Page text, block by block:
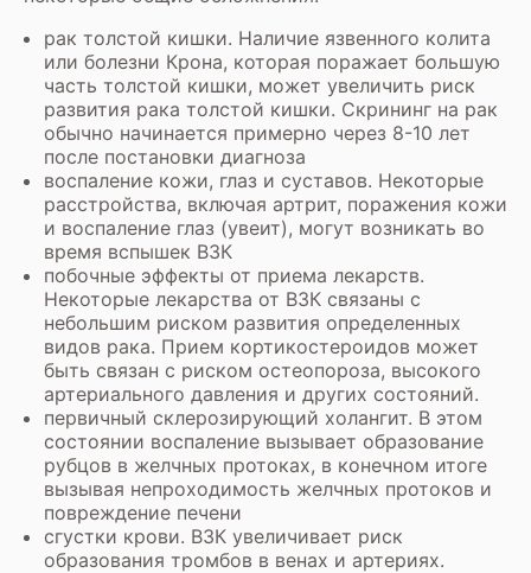
рак толстой кишки. Наличие язвенного колита
или болезни Крона, которая поражает большую
часть толстой кишки, может увеличить риск
развития рака толстой кишки. Скрининг на рак
обычно начинается примерно через 8-10 лет
после постановки диагноза
воспаление кожи, глаз и суставов. Некоторые
расстройства, включая артрит, поражения кожи
и воспаление глаз (увеит), могут возникать во
время вспышек ВЗК
побочные эффекты от приема лекарств.
Некоторые лекарства от ВЗК связаны с
небольшим риском развития определенных
видов рака. Прием кортикостероидов может
быть связан с риском остеопороза, высокого
артериального давления и других состояний.
первичный склерозирующий холангит. В этом
состоянии воспаление вызывает образование
рубцов в желчных протоках, в конечном итоге
вызывая непроходимость желчных протоков и
повреждение печени
сгустки крови. ВЗК увеличивает риск
образования тромбов в венах и артериях.